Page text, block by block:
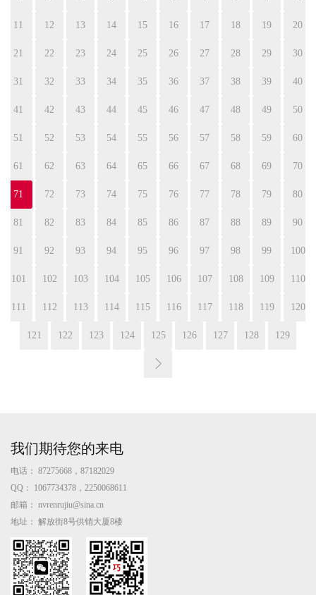
11 12 13 14 15 16 17 18 19 20
21 22 23 24 25 26 27 28 29 30
31 32 33 34 35 36 37 38 39 40
41 42 43 44 45 46 47 48 49 50
51 52 53 54 55 56 57 58 59 60
61 62 63 64 65 66 67 68 69 70
71 72 73 74 75 76 77 78 79 80
81 82 83 84 85 86 87 88 89 90
91 92 93 94 95 96 97 98 99 100
101 102 103 104 105 106 107 108 109 110
111 112 113 114 115 116 117 118 119 120
121 122 123 124 125 126 127 128 129
我们期待您的来电
电话： 87275668，87182029
QQ：
1067734378，2250068611
邮箱： nvrenrujiu@sina.cn
地址： 解放街8号供销大厦8楼